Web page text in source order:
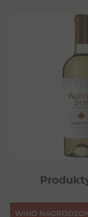
⁠WINO